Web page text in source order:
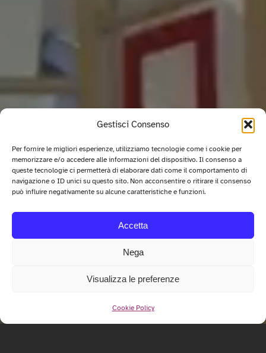
Gestisci Consenso
Per fornire le migliori esperienze, utilizziamo tecnologie come i cookie per
memorizzare e/o accedere alle informazioni del dispositivo. Il consenso a
queste tecnologie ci permetterà di elaborare dati come il comportamento di
navigazione o ID unici su questo sito. Non acconsentire o ritirare il consenso
può influire negativamente su alcune caratteristiche e funzioni.
Accetta
Nega
Visualizza le preferenze
Cookie Policy